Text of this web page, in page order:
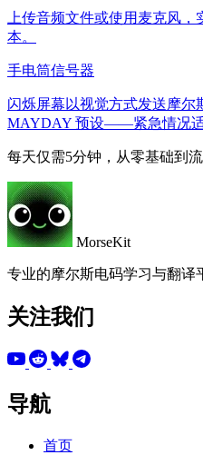
上传音频文件或使用麦克风，
本。
手电筒信号器
闪烁屏幕以视觉方式发送摩尔
MAYDAY 预设——紧急情况适
每天仅需5分钟，从零基础到
MorseKit
专业的摩尔斯电码学习与翻译
关注我们
导航
首页